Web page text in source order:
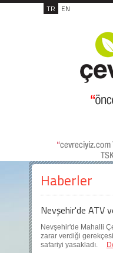
TR EN
Haberler
Nevşehir'de ATV
Nevşehir'de Mahalli
zarar verdiği
safariyi yasakladı.